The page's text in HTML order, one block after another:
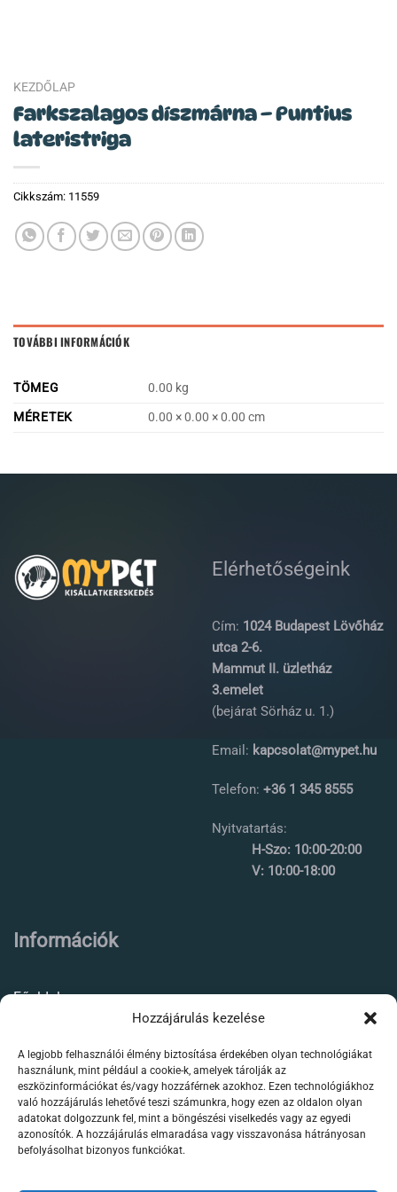
Hozzájárulás kezelése
A legjobb felhasználói élmény biztosítása érdekében olyan technológiákat
használunk, mint például a cookie-k, amelyek tárolják az
eszközinformációkat és/vagy hozzáférnek azokhoz. Ezen technológiákhoz
való hozzájárulás lehetővé teszi számunkra, hogy ezen az oldalon olyan
adatokat dolgozzunk fel, mint a böngészési viselkedés vagy az egyedi
azonosítók. A hozzájárulás elmaradása vagy visszavonása hátrányosan
befolyásolhat bizonyos funkciókat.
KEZDŐLAP
Farkszalagos díszmárna – Puntius
lateristriga
Cikkszám: 11559
TOVÁBBI INFORMÁCIÓK
TÖMEG
0.00 kg
MÉRETEK
0.00 × 0.00 × 0.00 cm
Elérhetőségeink
Cím: 1024 Budapest Lövőház
utca 2-6.
Mammut II. üzletház
3.emelet
(bejárat Sörház u. 1.)
Email: kapcsolat@mypet.hu
Telefon: +36 1 345 8555
Nyitvatartás:
H-Szo: 10:00-20:00
V: 10:00-18:00
Információk
Főoldal
Élőállat kereskedés
Forgalmazott termékeink
Szaktanácsadás /